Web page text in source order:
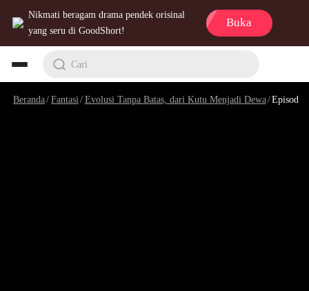
Nikmati beragam drama pendek orisinal
yang seru di GoodShort!
Buka
Cari
Beranda/Fantasi /Evolusi Tanpa Batas, dari Kutu Menjadi Dewa/Episode 10